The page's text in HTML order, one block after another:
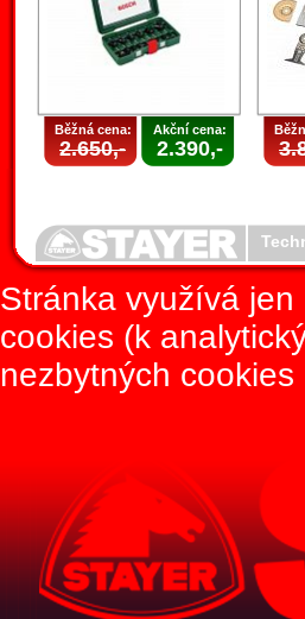
Běžná cena:
2.650,-
Akční cena:
2.390,-
Stránka využívá
cookies (k
nezbytných